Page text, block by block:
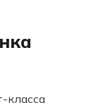
класса